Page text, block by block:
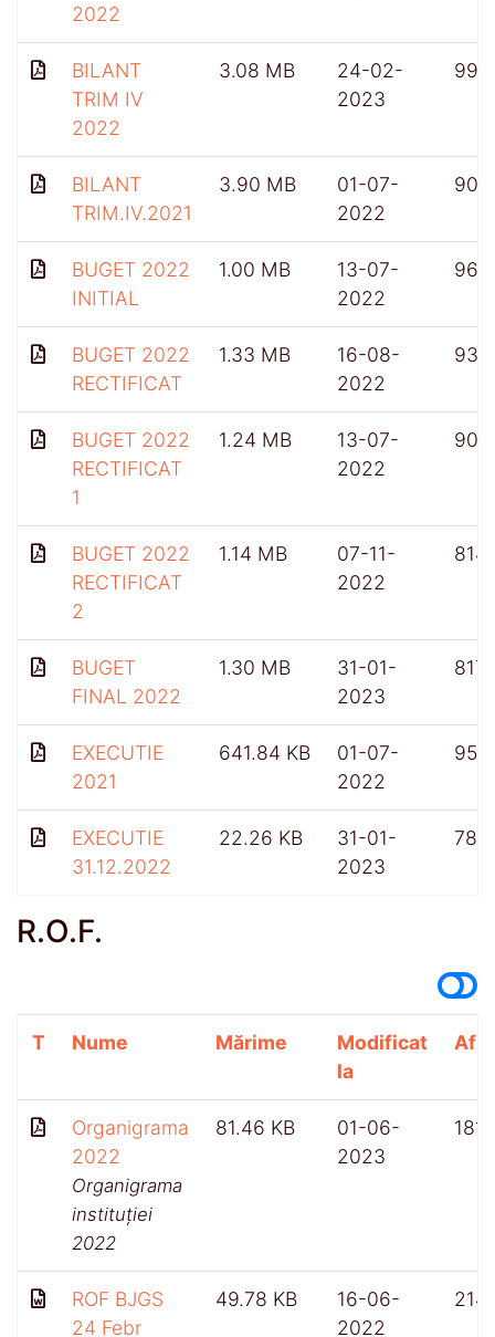
2022
BILANT
TRIM IV
2022
3.08 MB
24-02-
2023
991
BILANT
TRIM.IV.2021
3.90 MB
01-07-
2022
909
BUGET 2022
INITIAL
1.00 MB
13-07-
2022
962
BUGET 2022
RECTIFICAT
1.33 MB
16-08-
2022
931
BUGET 2022
RECTIFICAT
1
1.24 MB
13-07-
2022
909
BUGET 2022
RECTIFICAT
2
1.14 MB
07-11-
2022
814
BUGET
FINAL 2022
1.30 MB
31-01-
2023
817
EXECUTIE
2021
641.84 KB
01-07-
2022
959
EXECUTIE
31.12.2022
22.26 KB
31-01-
2023
781
R.O.F.
T Nume Mărime
Modificat
la
Organigrama
2022
Organigrama
instituției
2022
81.46 KB
01-06-
2023
1810
ROF BJGS
24 Febr
49.78 KB
16-06-
2022